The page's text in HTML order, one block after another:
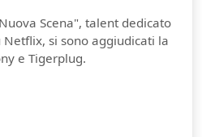
Scena", talent dedicato
si sono aggiudicati la
e Tigerplug.